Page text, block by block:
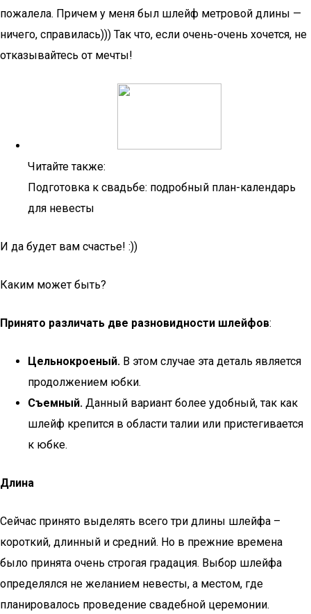
пожалела. Причем у меня был шлейф метровой длины —
ничего, справилась))) Так что, если очень-очень хочется, не
отказывайтесь от мечты!
Читайте также:
Подготовка к свадьбе: подробный план-календарь
для невесты
И да будет вам счастье! :))
Каким может быть?
Принято различать две разновидности шлейфов:
Цельнокроеный. В этом случае эта деталь является
продолжением юбки.
Съемный. Данный вариант более удобный, так как
шлейф крепится в области талии или пристегивается
к юбке.
Длина
Сейчас принято выделять всего три длины шлейфа –
короткий, длинный и средний. Но в прежние времена
было принята очень строгая градация. Выбор шлейфа
определялся не желанием невесты, а местом, где
планировалось проведение свадебной церемонии.